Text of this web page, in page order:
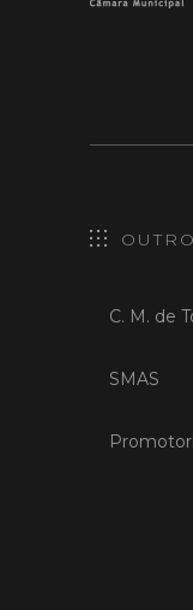
C. M. de
SMAS